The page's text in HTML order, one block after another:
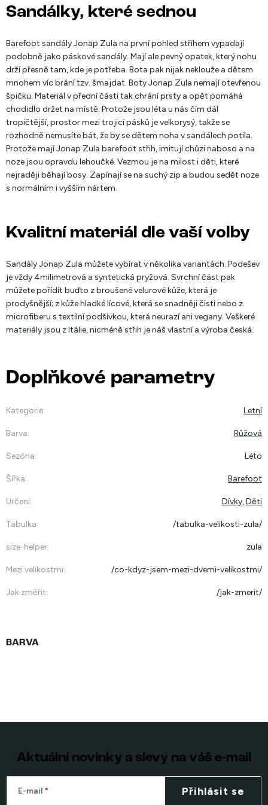
Sandálky, které sednou
Barefoot sandály Jonap Zula na první pohled střihem vypadají
podobně jako páskové sandály. Mají ale pevný opatek, který nohu
drží přesně tam, kde je potřeba. Bota pak nijak neklouže a dětem
mnohem víc brání tzv. šmajdat. Boty Jonap Zula nemají otevřenou
špičku. Materiál v přední části tak chrání prsty a opět pomáhá
chodidlo držet na místě. Protože jsou léta u nás čím dál
tropičtější, prostor mezi trojicí pásků je velkorysý, takže se
rozhodně nemusíte bát, že by se dětem noha v sandálech potila.
Protože mají Jonap Zula barefoot střih, imitují chůzi naboso a na
noze jsou opravdu lehoučké. Vezmou je na milost i děti, které
nejraději běhají bosy. Zapínají se na suchý zip a budou sedět noze
s normálním i vyšším nártem.
Kvalitní materiál dle vaší volby
Sandály Jonap Zula můžete vybírat v několika variantách. Podešev
je vždy 4milimetrová a syntetická pryžová. Svrchní část pak
můžete pořídit buďto z broušené velurové kůže, která je
prodyšnější; z kůže hladké lícové, která se snadněji čistí nebo z
microfiberu s textilní podšívkou, která neurazí ani vegany. Veškeré
materiály jsou z Itálie, nicméně střih je náš vlastní a výroba česká.
Doplňkové parametry
Kategorie: Letní
Barva: Růžová
Sezóna: Léto
Šířka: Barefoot
Určení: Dívky,Děti
Tabulka: /tabulka-velikosti-zula/
size-helper: zula
Mezi velikostmi: /co-kdyz-jsem-mezi-dvemi-velikostmi/
Jak změřit: /jak-zmerit/
Aktuální novinky a slevy na váš e-mail
E-mail Přihlásit se